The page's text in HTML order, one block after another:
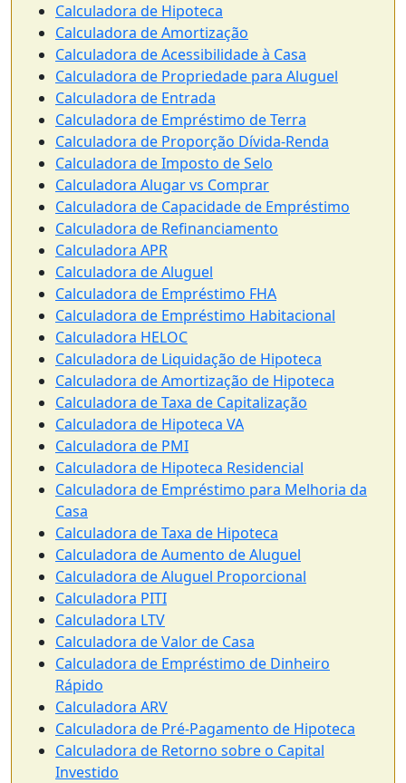
Calculadora de Hipoteca
Calculadora de Amortização
Calculadora de Acessibilidade à Casa
Calculadora de Propriedade para Aluguel
Calculadora de Entrada
Calculadora de Empréstimo de Terra
Calculadora de Proporção Dívida-Renda
Calculadora de Imposto de Selo
Calculadora Alugar vs Comprar
Calculadora de Capacidade de Empréstimo
Calculadora de Refinanciamento
Calculadora APR
Calculadora de Aluguel
Calculadora de Empréstimo FHA
Calculadora de Empréstimo Habitacional
Calculadora HELOC
Calculadora de Liquidação de Hipoteca
Calculadora de Amortização de Hipoteca
Calculadora de Taxa de Capitalização
Calculadora de Hipoteca VA
Calculadora de PMI
Calculadora de Hipoteca Residencial
Calculadora de Empréstimo para Melhoria da
Casa
Calculadora de Taxa de Hipoteca
Calculadora de Aumento de Aluguel
Calculadora de Aluguel Proporcional
Calculadora PITI
Calculadora LTV
Calculadora de Valor de Casa
Calculadora de Empréstimo de Dinheiro
Rápido
Calculadora ARV
Calculadora de Pré-Pagamento de Hipoteca
Calculadora de Retorno sobre o Capital
Investido